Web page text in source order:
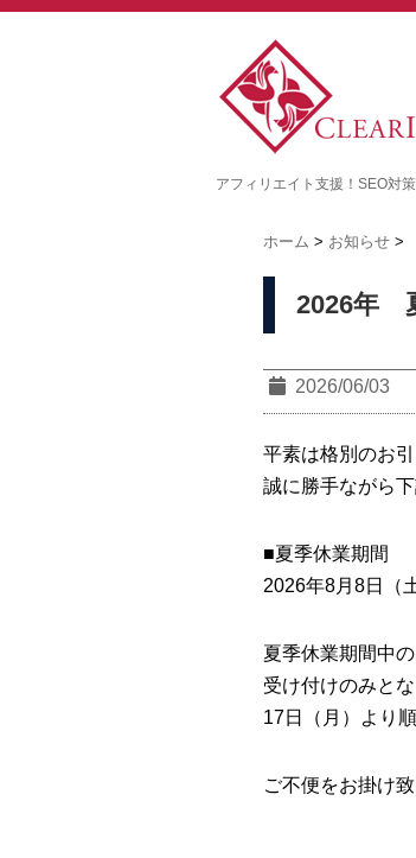
アフィリエイト支援！SEO対
ホーム > お知らせ >
2026年
2026/06/03
平素は格別のお
誠に勝手ながら
■夏季休業期間
2026年8月8日（
夏季休業期間中
受け付けのみとな
17日（月）より
ご不便をお掛け